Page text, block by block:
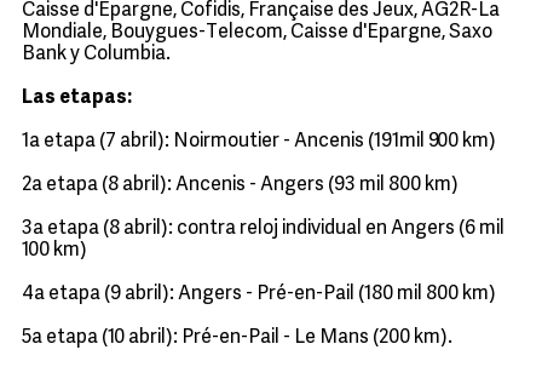
Caisse d'Epargne, Cofidis, Française des Jeux, AG2R-La
Mondiale, Bouygues-Telecom, Caisse d'Epargne, Saxo
Bank y Columbia.
Las etapas:
1a etapa (7 abril): Noirmoutier - Ancenis (191mil 900 km)
2a etapa (8 abril): Ancenis - Angers (93 mil 800 km)
3a etapa (8 abril): contra reloj individual en Angers (6 mil
100 km)
4a etapa (9 abril): Angers - Pré-en-Pail (180 mil 800 km)
5a etapa (10 abril): Pré-en-Pail - Le Mans (200 km).